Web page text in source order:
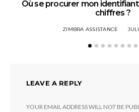
Où se procurer mon
chiffres ?
ZIMBRA ASSISTANCE
LEAVE A REPLY
YOUR EMAIL ADDRESS WILL NOT BE